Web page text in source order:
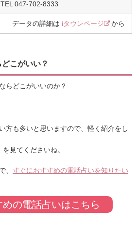
TEL 047-702-8333
データの詳細は iタウンページ から
こがいい？
らどこがいいのか？
方も多いと思いますので、軽く紹介をし
を見てくださいね。
、 すぐにおすすめの電話占いを知りたい
めの電話占いはこちら